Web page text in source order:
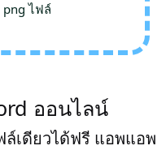
png ไฟล์
ออนไลน์
ล์เดียวได้ฟรี แอพแอพ